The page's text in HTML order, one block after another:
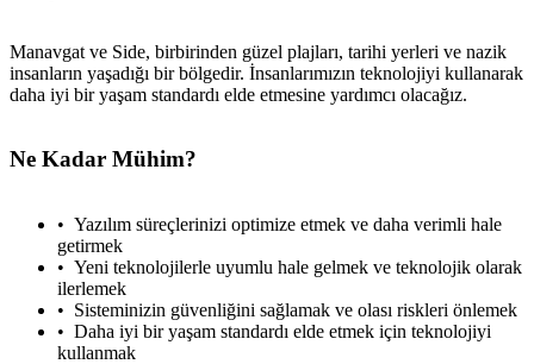
Manavgat ve Side, birbirinden güzel plajları, tarihi yerleri ve nazik
insanların yaşadığı bir bölgedir. İnsanlarımızın teknolojiyi kullanarak
daha iyi bir yaşam standardı elde etmesine yardımcı olacağız.
Ne Kadar Mühim?
Yazılım süreçlerinizi optimize etmek ve daha verimli hale
getirmek
Yeni teknolojilerle uyumlu hale gelmek ve teknolojik olarak
ilerlemek
Sisteminizin güvenliğini sağlamak ve olası riskleri önlemek
Daha iyi bir yaşam standardı elde etmek için teknolojiyi
kullanmak